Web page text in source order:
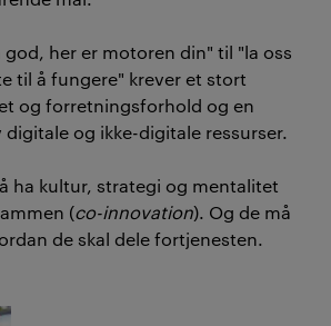
her er motoren din" til "la oss
til å fungere" krever et stort
og forretningsforhold og en
og ikke-digitale ressurser.
ha kultur, strategi og mentalitet
(co-innovation). Og de må
de skal dele fortjenesten.